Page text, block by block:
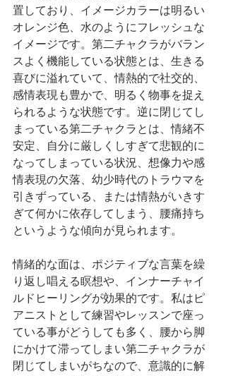
置しており、イメージカラーは明るい
オレンジ色、水のようにフレッシュな
イメージです。第二チャクラがバラン
スよく機能している状態とは、生きる
喜びに溢れていて、情熱的で社交的、
感情表現も豊かで、明るく物事を捉え
られるような状態です。逆に閉じてし
まっている第二チャクラとは、情緒不
安定、自分に厳しくしすぎて悲観的に
なってしまっている状況、想像力や感
情表現の欠落、幼少時代のトラウマを
引きずっている、または情熱がいきす
ぎて何かに依存してしまう、腰痛持ち
というような傾向が見られます。
情緒的な面は、ポジティブな言葉を繰
り返し唱える瞑想や、インナーチャイ
ルドヒーリングが効果的です。私はピ
アニストとして練習やレッスンで座っ
ている事がどうしても多く、腰から脚
にかけて滞ってしまい第二チャクラが
閉じてしまいがちなので、意識的に解